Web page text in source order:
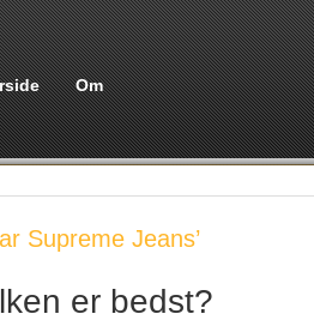
Om
Supreme Jeans’
er bedst?